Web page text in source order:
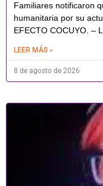
Familiares notificaron
humanitaria por su
EFECTO COCUYO. –
LEER MÁS »
8 de agosto de 2026